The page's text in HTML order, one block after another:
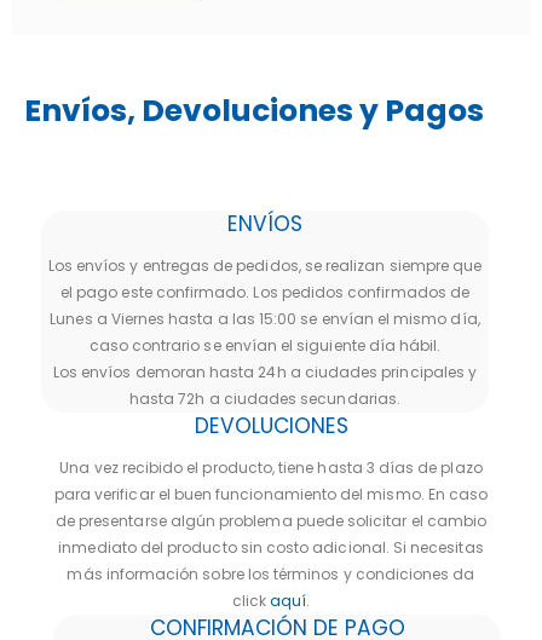
Envíos, Devoluciones y Pagos
ENVÍOS
Los envíos y entregas de pedidos, se realizan siempre que
el pago este confirmado. Los pedidos confirmados de
Lunes a Viernes hasta a las 15:00 se envían el mismo día,
caso contrario se envían el siguiente día hábil.
Los envíos demoran hasta 24h a ciudades principales y
hasta 72h a ciudades secundarias.
DEVOLUCIONES
Una vez recibido el producto, tiene hasta 3 días de plazo
para verificar el buen funcionamiento del mismo. En caso
de presentarse algún problema puede solicitar el cambio
inmediato del producto sin costo adicional. Si necesitas
más información sobre los términos y condiciones da
clickaquí.
CONFIRMACIÓN DE PAGO